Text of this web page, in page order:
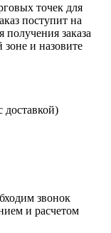
точек для
поступит на
заказа
зоне и назовите
доставкой)
звонок
и расчетом